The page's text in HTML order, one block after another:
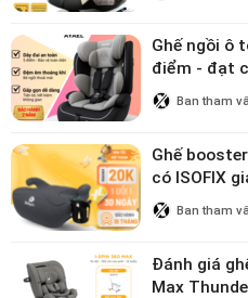
Ghế ngồi ô
điểm - đạt
10 tuổi
Ban tham
Ghế booster
có ISOFIX
mua?
Ban tham
Đánh giá
Max